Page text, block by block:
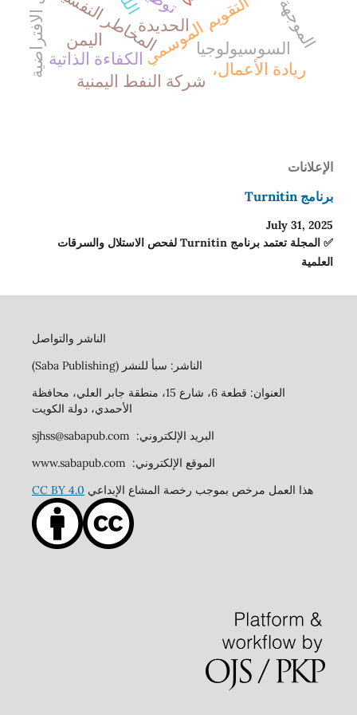
التقويم الموسميالمخاطر النفسية السوسيولوجيا
ريادة الأعمال، الكفاءة الذاتية
شركة النفط اليمنية
اليمن
الحديدة
الإعلانات
برنامج Turnitin
July 31, 2025
✅ المجلة تعتمد برنامج Turnitin لفحص الاستلال والسرقات
العلمية
الناشر والتواصل
الناشر: سبأ للنشر (Saba Publishing)
العنوان: قطعة 6، شارع 15، منطقة جابر العلي، محافظة
الأحمدي، دولة الكويت
البريد الإلكتروني: sjhss@sabapub.com
الموقع الإلكتروني: www.sabapub.com
هذا العمل مرخص بموجب رخصة المشاع الإبداعي CC BY 4.0